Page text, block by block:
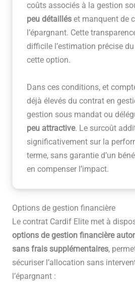
coûts associés à la gestion
peu détailléset manquent de
l’épargnant. Cette
difficile l’estimation précise
cette option.
Dans ces conditions, et
déjà élevés du contrat en
gestion sous mandat ou
peu attractive. Le surcoût
significativement sur la
terme, sans garantie d’un
en compenser l’impact.
Options de gestion financière
Le contrat Cardif Elite met à
options de gestion financière
sans frais supplémentaires,
sécuriser l’allocation sans
l’épargnant :